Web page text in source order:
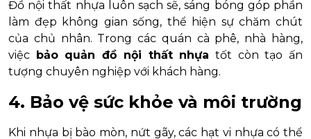
Đồ nội thất nhựa luôn sạch sẽ, sáng bóng góp phần
làm đẹp không gian sống, thể hiện sự chăm chút
của chủ nhân. Trong các quán cà phê, nhà hàng,
việc bảo quản đồ nội thất nhựa tốt còn tạo ấn
tượng chuyên nghiệp với khách hàng.
4. Bảo vệ sức khỏe và môi trường
Khi nhựa bị bào mòn, nứt gãy, các hạt vi nhựa có thể